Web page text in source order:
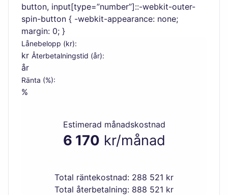
button, input[type=”number”]::-webkit-outer-
spin-button { -webkit-appearance: none;
margin: 0; }
Lånebelopp (kr):
kr Återbetalningstid (år):
år
Ränta (%):
%
Estimerad månadskostnad
6 170 kr/månad
Total räntekostnad: 288 521 kr
Total återbetalning: 888 521 kr